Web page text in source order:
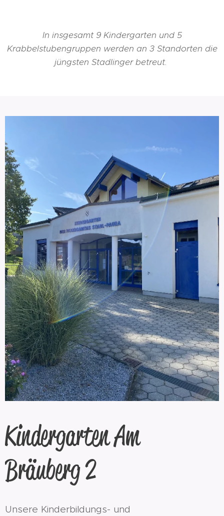
In insgesamt 9 Kindergarten und 5
Krabbelstubengruppen werden an 3 Standorten die
jüngsten Stadlinger betreut.
Kindergarten Am
Bräuberg 2
Unsere Kinderbildungs- und